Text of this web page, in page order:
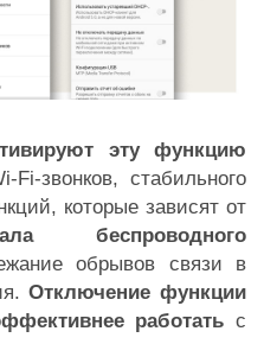
эту функцию
звонков, стабильного
которые зависят от
беспроводного
обрывов связи в
Отключение функции
работать с